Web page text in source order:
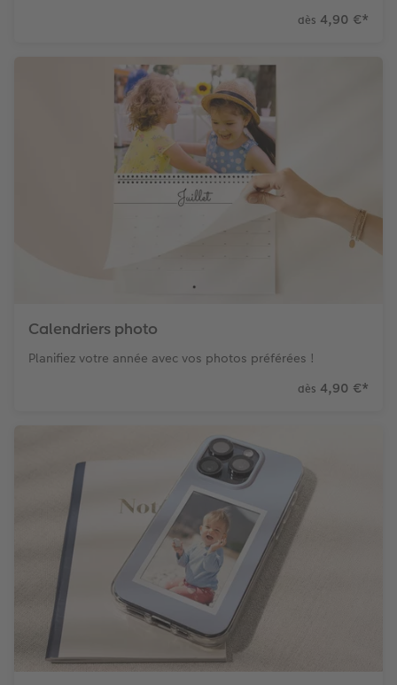
dès 4,90 €*
Calendriers photo
Planifiez votre année avec vos photos préférées !
dès 4,90 €*